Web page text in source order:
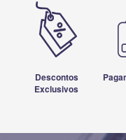
Descontos
Exclusivos